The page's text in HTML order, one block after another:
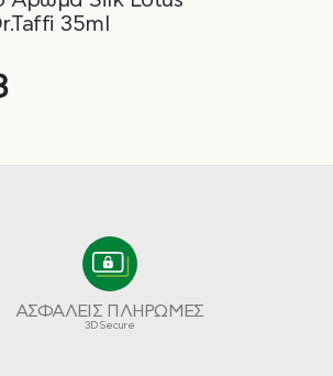
Dr.Taffi 35ml
ΑΣΦΑΛΕΙΣ ΠΛΗΡΩΜΕΣ
3D Secure